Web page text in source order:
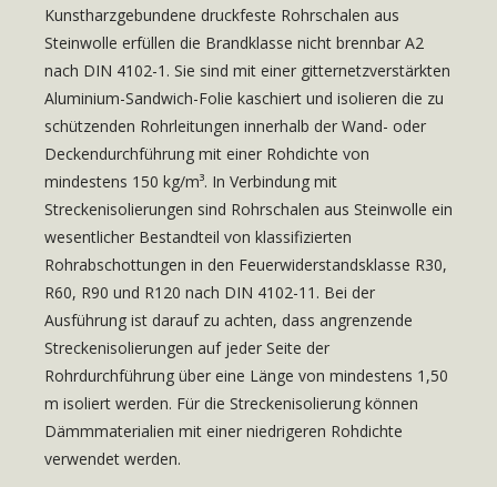
Kunstharzgebundene druckfeste Rohrschalen aus
Steinwolle erfüllen die Brandklasse nicht brennbar A2
nach DIN 4102-1. Sie sind mit einer gitternetzverstärkten
Aluminium-Sandwich-Folie kaschiert und isolieren die zu
schützenden Rohrleitungen innerhalb der Wand- oder
Deckendurchführung mit einer Rohdichte von
mindestens 150 kg/m³. In Verbindung mit
Streckenisolierungen sind Rohrschalen aus Steinwolle ein
wesentlicher Bestandteil von klassifizierten
Rohrabschottungen in den Feuerwiderstandsklasse R30,
R60, R90 und R120 nach DIN 4102-11. Bei der
Ausführung ist darauf zu achten, dass angrenzende
Streckenisolierungen auf jeder Seite der
Rohrdurchführung über eine Länge von mindestens 1,50
m isoliert werden. Für die Streckenisolierung können
Dämmmaterialien mit einer niedrigeren Rohdichte
verwendet werden.